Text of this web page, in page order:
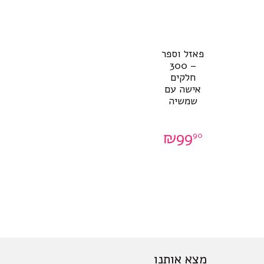
פאזל וספר
– 300
חלקים
אישה עם
שמשיה
₪9990
מצא אותנו